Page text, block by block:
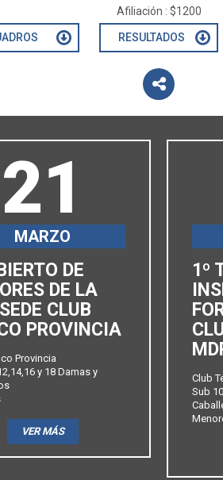
Afiliación : $1200
RESULTADOS
21
MARZO
DE
DE LA
CLUB
PROVINCIA
Provincia
y 18 Damas y
VER MÁS
1º
Club
Sub